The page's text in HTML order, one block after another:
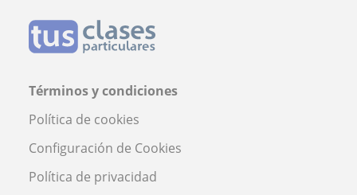
Términos y condiciones
Política de cookies
Configuración de Cookies
Política de privacidad